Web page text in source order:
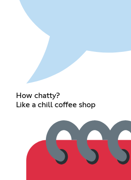
How chatty?
Like a chill coffee shop